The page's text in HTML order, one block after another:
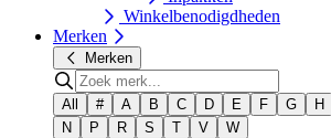
Winkelbenodigdheden
Merken
Merken
All # A B C D E F G H
N
P R S T V W